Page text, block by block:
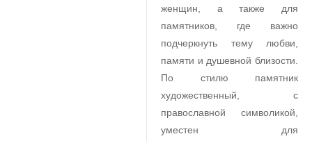
женщин, а также для
памятников, где важно
подчеркнуть тему любви,
памяти и душевной близости.
По стилю памятник
художественный, с
православной символикой,
уместен для